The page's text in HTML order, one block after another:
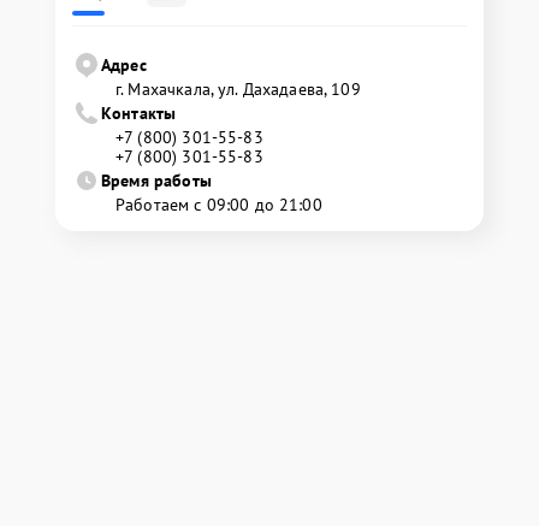
Адрес
г. Махачкала, ул. Дахадаева, 109
Контакты
+7 (800) 301-55-83
+7 (800) 301-55-83
Время работы
Работаем с 09:00 до 21:00